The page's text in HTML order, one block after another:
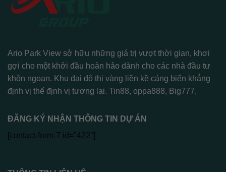
Ario Park View sở hữu những giá trị vượt thời gian, khơi
gợi cho một khởi đầu hoàn hảo dành cho các nhà đầu tư
khôn ngoan. Khu đại đô thị vàng liền kề cảng biển khẳng
định vị thế định vị tương lai. Tin88, oppa888, Big777,
ĐĂNG KÝ NHẬN THÔNG TIN DỰ ÁN
[contact-form-7 id="422"]